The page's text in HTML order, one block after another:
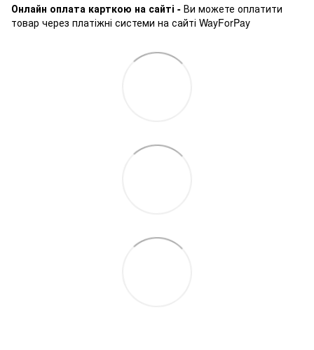
Онлайн оплата карткою на сайті - Ви можете оплатити
товар через платіжні системи на сайті WayForPay